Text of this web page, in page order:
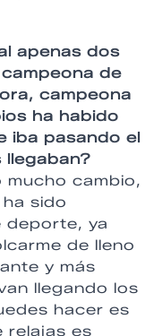
apenas dos
de
campeona
ha habido
iba pasando el
llegaban?
mucho cambio,
sido
deporte, ya
de lleno
y más
llegando los
hacer es
relajas es